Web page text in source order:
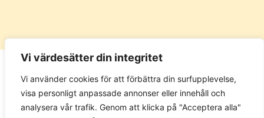
Vi värdesätter din integritet
Vi använder cookies för att förbättra din surfupplevelse,
visa personligt anpassade annonser eller innehåll och
analysera vår trafik. Genom att klicka på "Acceptera alla"
Utrikesgruppen
UG.se – representeras helt i privat regi av Svenska
Utrikesgruppen AB. Materialet på webbplatsen får ej